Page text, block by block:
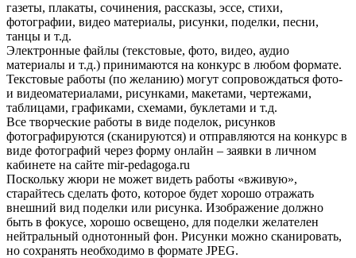
газеты, плакаты, сочинения, рассказы, эссе, стихи,
фотографии, видео материалы, рисунки, поделки, песни,
танцы и т.д.
Электронные файлы (текстовые, фото, видео, аудио
материалы и т.д.) принимаются на конкурс в любом формате.
Текстовые работы (по желанию) могут сопровождаться фото-
и видеоматериалами, рисунками, макетами, чертежами,
таблицами, графиками, схемами, буклетами и т.д.
Все творческие работы в виде поделок, рисунков
фотографируются (сканируются) и отправляются на конкурс в
виде фотографий через форму онлайн – заявки в личном
кабинете на сайте mir-pedagoga.ru
Поскольку жюри не может видеть работы «вживую»,
старайтесь сделать фото, которое будет хорошо отражать
внешний вид поделки или рисунка. Изображение должно
быть в фокусе, хорошо освещено, для поделки желателен
нейтральный однотонный фон. Рисунки можно сканировать,
но сохранять необходимо в формате JPEG.